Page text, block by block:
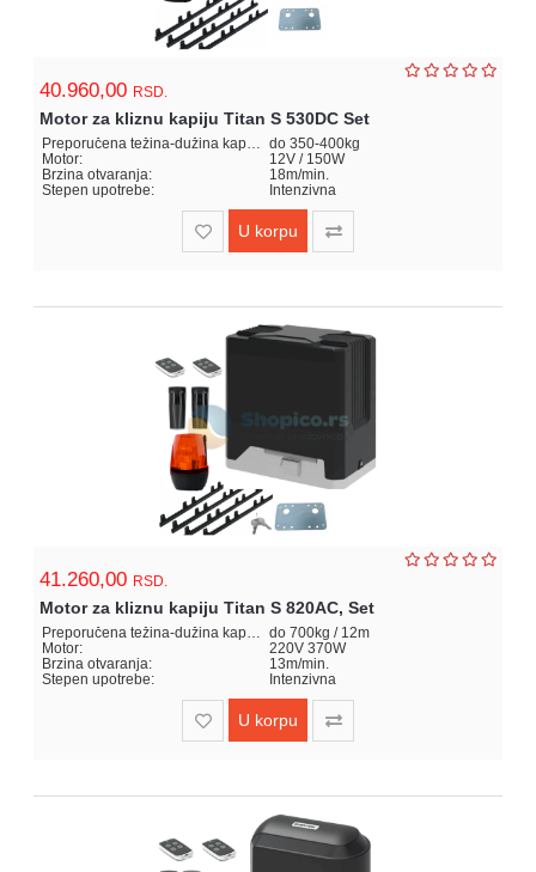
40.960,00 RSD.
Motor za kliznu kapiju Titan S 530DC Set
Preporučena težina-dužina kapije: do 350-400kg
Motor:
12V / 150W
Brzina otvaranja:
18m/min.
Stepen upotrebe:
Intenzivna
U korpu
41.260,00 RSD.
Motor za kliznu kapiju Titan S 820AC, Set
Preporučena težina-dužina kapije: do 700kg / 12m
Motor:
220V 370W
Brzina otvaranja:
13m/min.
Stepen upotrebe:
Intenzivna
U korpu